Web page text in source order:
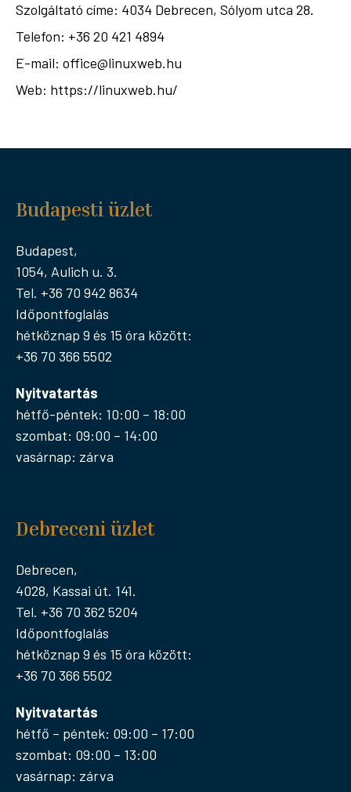
Szolgáltató címe: 4034 Debrecen, Sólyom utca 28.
Telefon: +36 20 421 4894
E-mail: office@linuxweb.hu
Web: https://linuxweb.hu/
Budapesti üzlet
Budapest,
1054, Aulich u. 3.
Tel. +36 70 942 8634
Időpontfoglalás
hétköznap 9 és 15 óra között:
+36 70 366 5502
Nyitvatartás
hétfő-péntek: 10:00 – 18:00
szombat: 09:00 – 14:00
vasárnap: zárva
Debreceni üzlet
Debrecen,
4028, Kassai út. 141.
Tel. +36 70 362 5204
Időpontfoglalás
hétköznap 9 és 15 óra között:
+36 70 366 5502
Nyitvatartás
hétfő – péntek: 09:00 – 17:00
szombat: 09:00 – 13:00
vasárnap: zárva